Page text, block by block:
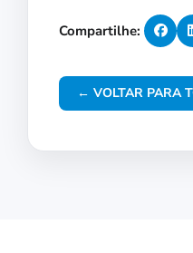
Compartilhe:
← VOLTAR PARA